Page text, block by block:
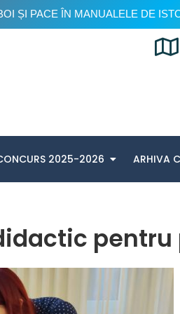
ȘI PACE ÎN MANUALELE DE
2025-2026 ARHIVA